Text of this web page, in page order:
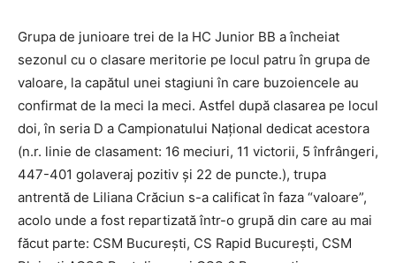
Grupa de junioare trei de la HC Junior BB a încheiat
sezonul cu o clasare meritorie pe locul patru în grupa de
valoare, la capătul unei stagiuni în care buzoiencele au
confirmat de la meci la meci. Astfel după clasarea pe locul
doi, în seria D a Campionatului Naţional dedicat acestora
(n.r. linie de clasament: 16 meciuri, 11 victorii, 5 înfrângeri,
447-401 golaveraj pozitiv şi 22 de puncte.), trupa
antrentă de Liliana Crăciun s-a calificat în faza “valoare”,
acolo unde a fost repartizată într-o grupă din care au mai
făcut parte: CSM Bucureşti, CS Rapid Bucureşti, CSM